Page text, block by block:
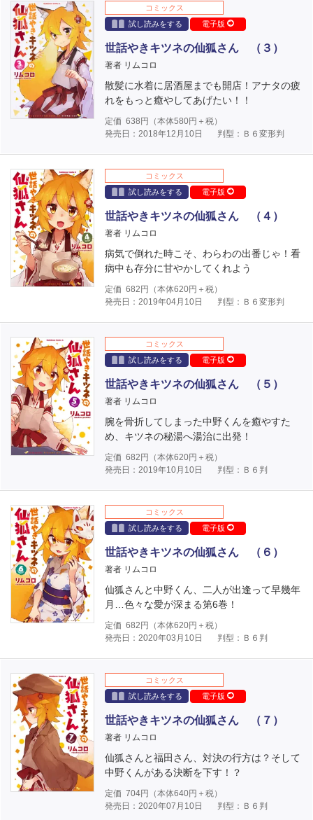
コミックス
試し読みをする
電子版
世話やきキツネの仙狐さん （３）
著者 リムコロ
散髪に水着に居酒屋までも開店！アナタの疲
れをもっと癒やしてあげたい！！
定価 638 円（本体580円＋税）
発売日：2018年12月10日
判型：Ｂ６変形判
コミックス
試し読みをする
電子版
世話やきキツネの仙狐さん （４）
著者 リムコロ
病気で倒れた時こそ、わらわの出番じゃ！看
病中も存分に甘やかしてくれよう
定価 682 円（本体620円＋税）
発売日：2019年04月10日
判型：Ｂ６変形判
コミックス
試し読みをする
電子版
世話やきキツネの仙狐さん （５）
著者 リムコロ
腕を骨折してしまった中野くんを癒やすた
め、キツネの秘湯へ湯治に出発！
定価 682 円（本体620円＋税）
発売日：2019年10月10日
判型：Ｂ６判
コミックス
試し読みをする
電子版
世話やきキツネの仙狐さん （６）
著者 リムコロ
仙狐さんと中野くん、二人が出逢って早幾年
月…色々な愛が深まる第6巻！
定価 682 円（本体620円＋税）
発売日：2020年03月10日
判型：Ｂ６判
コミックス
試し読みをする
電子版
世話やきキツネの仙狐さん （７）
著者 リムコロ
仙狐さんと福田さん、対決の行方は？そして
中野くんがある決断を下す！？
定価 704円（本体640円＋税）
発売日：2020年07月10日
判型：Ｂ６判